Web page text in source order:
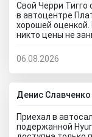
Свой Черри
в автоцентре
хорошей
никто цены не
предложили
клиента это
все быстро и
ждать , пока
справятся так
06.08.2026
Денис Славченко
Приехал в
подержанной